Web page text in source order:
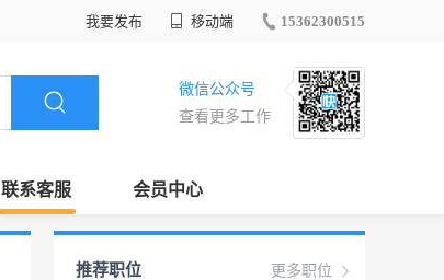
我要发布 移动端 15362300515
微信公众号
查看更多工作
联系客服 会员中心
更多职位
推荐职位